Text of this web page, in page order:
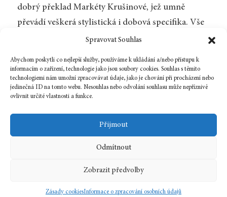
Spravovat Souhlas
Abychom poskytli co nejlepší služby, používáme k ukládání a/nebo přístupu k
informacím o zařízení, technologie jako jsou soubory cookies. Souhlas s těmito
technologiemi nám umožní zpracovávat údaje, jako je chování při procházení nebo
jedinečná ID na tomto webu. Nesouhlas nebo odvolání souhlasu může nepříznivě
ovlivnit určité vlastnosti a funkce.
Přijmout
Odmítnout
Zobrazit předvolby
Zásady cookiesInformace o zpracování osobních údajů
dobrý překlad Markéty Krušinové, jež umně
převádí veškerá stylistická i dobová specifika. Vše
nevyřčené, vše prožité, ale nesdílené, vše
smutku a prázdna, který nás po dočtení
závěrečného dopisu bude ještě dlouho provázet.